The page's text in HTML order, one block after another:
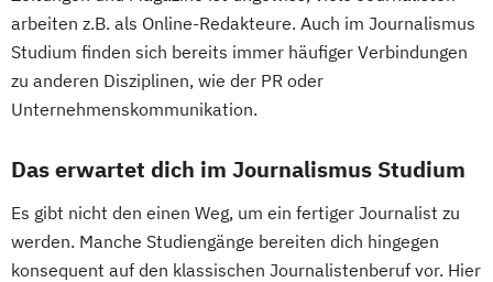
arbeiten z.B. als Online-Redakteure. Auch im Journalismus
Studium finden sich bereits immer häufiger Verbindungen
zu anderen Disziplinen, wie der PR oder
Unternehmenskommunikation.
Das erwartet dich im Journalismus Studium
Es gibt nicht den einen Weg, um ein fertiger Journalist zu
werden. Manche Studiengänge bereiten dich hingegen
konsequent auf den klassischen Journalistenberuf vor. Hier